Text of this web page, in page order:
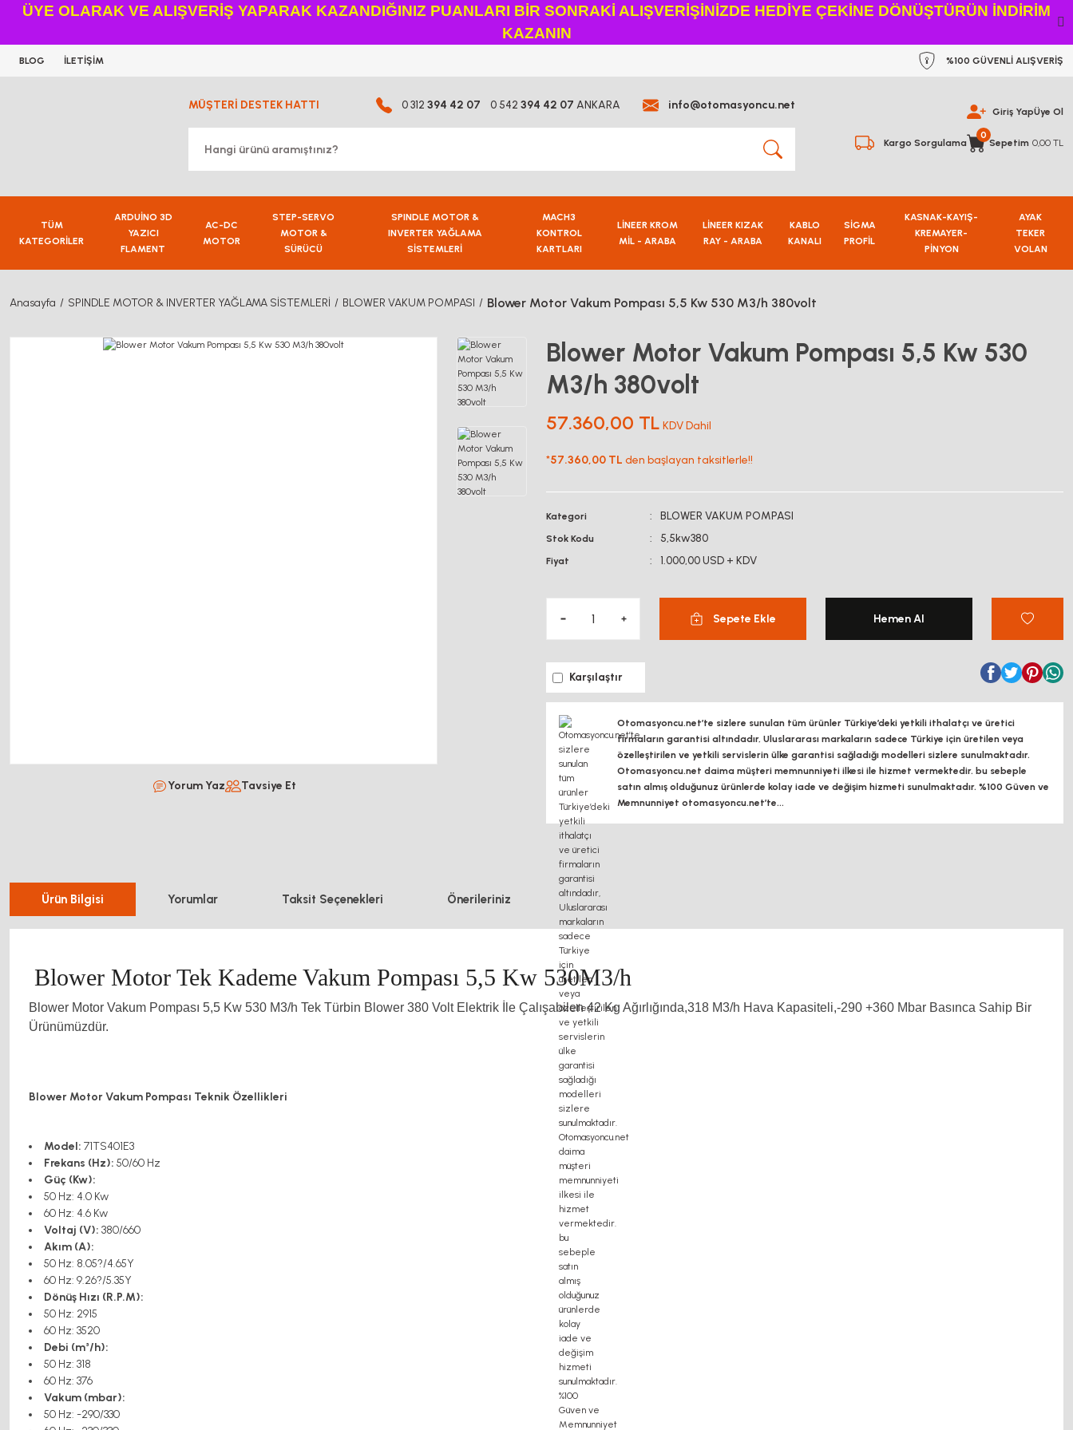
ÜYE OLARAK VE ALIŞVERİŞ YAPARAK KAZANDIĞINIZ PUANLARI BİR SONRAKİ ALIŞVERİŞİNİZDE HEDİYE ÇEKİNE DÖNÜŞTÜRÜN İNDİRİM
KAZANIN
BLOG İLETİŞİM %100 GÜVENLİ ALIŞVERİŞ
MÜŞTERİ DESTEK HATTI 0 312 394 42 07 0 542 394 42 07 ANKARA info@otomasyoncu.net Giriş YapÜye Ol
Kargo Sorgulama Sepetim 0,00 TL
0
TÜM
KATEGORİLER
ARDUİNO 3D
YAZICI
FLAMENT
AC-DC
MOTOR
STEP-SERVO
MOTOR &
SÜRÜCÜ
SPINDLE MOTOR &
INVERTER YAĞLAMA
SİSTEMLERİ
MACH3
KONTROL
KARTLARI
LİNEER KROM
MİL - ARABA
LİNEER KIZAK
RAY - ARABA
KABLO
KANALI
SİGMA
PROFİL
KASNAK-KAYIŞ-
KREMAYER-
PİNYON
AYAK
TEKER
VOLAN
Anasayfa SPINDLE MOTOR & INVERTER YAĞLAMA SİSTEMLERİ BLOWER VAKUM POMPASI Blower Motor Vakum Pompası 5,5 Kw 530 M3/h 380volt
Yorum Yaz Tavsiye Et
Blower Motor Vakum Pompası 5,5 Kw 530
M3/h 380volt
57.360,00 TL KDV Dahil
*57.360,00 TL den başlayan taksitlerle!!
Kategori BLOWER VAKUM POMPASI
Stok Kodu 5,5kw380
Fiyat 1.000,00 USD + KDV
Sepete Ekle Hemen Al
Karşılaştır
Otomasyoncu.net’te sizlere sunulan tüm ürünler Türkiye’deki yetkili ithalatçı ve üretici
firmaların garantisi altındadır, Uluslararası markaların sadece Türkiye için üretilen veya
özelleştirilen ve yetkili servislerin ülke garantisi sağladığı modelleri sizlere sunulmaktadır.
Otomasyoncu.net daima müşteri memnunniyeti ilkesi ile hizmet vermektedir. bu sebeple
satın almış olduğunuz ürünlerde kolay iade ve değişim hizmeti sunulmaktadır. %100 Güven ve
Memnunniyet otomasyoncu.net’te...
Ürün Bilgisi Yorumlar Taksit Seçenekleri Önerileriniz
Blower Motor Tek Kademe Vakum Pompası 5,5 Kw 530M3/h
Blower Motor Vakum Pompası 5,5 Kw 530 M3/h Tek Türbin Blower 380 Volt Elektrik İle Çalışabilen 42 Kg Ağırlığında,318 M3/h Hava Kapasiteli,-290 +360 Mbar Basınca Sahip Bir
Ürünümüzdür.
Blower Motor Vakum Pompası Teknik Özellikleri
Model: 71TS401E3
Frekans (Hz): 50/60 Hz
Güç (Kw):
50 Hz: 4.0 Kw
60 Hz: 4.6 Kw
Voltaj (V): 380/660
Akım (A):
50 Hz: 8.05?/4.65Y
60 Hz: 9.26?/5.35Y
Dönüş Hızı (R.P.M):
50 Hz: 2915
60 Hz: 3520
Debi (m³/h):
50 Hz: 318
60 Hz: 376
Vakum (mbar):
50 Hz: -290/330